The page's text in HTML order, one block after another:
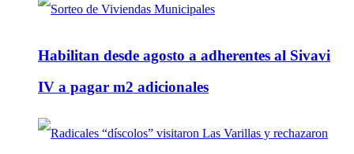
Habilitan desde agosto a adherentes al Sivavi
IV a pagar m2 adicionales